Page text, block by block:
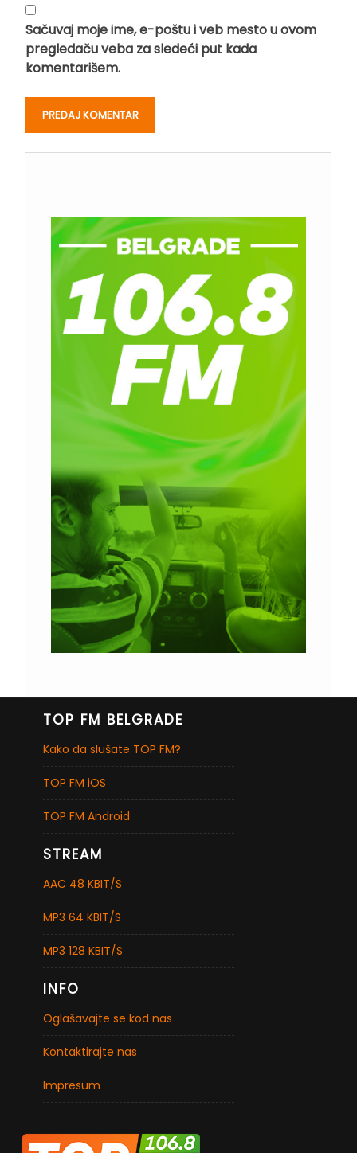
Sačuvaj moje ime, e-poštu i veb mesto u ovom
pregledaču veba za sledeći put kada
komentarišem.
TOP FM BELGRADE
Kako da slušate TOP FM?
TOP FM iOS
TOP FM Android
STREAM
AAC 48 KBIT/S
MP3 64 KBIT/S
MP3 128 KBIT/S
INFO
Oglašavajte se kod nas
Kontaktirajte nas
Impresum